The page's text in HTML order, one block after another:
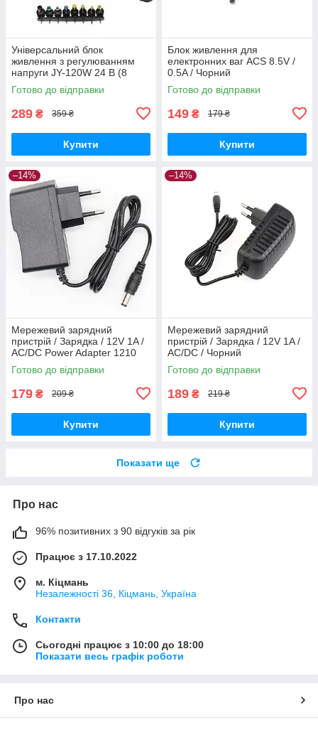
Універсальний блок
живлення з регулюванням
напруги JY-120W 24 В (8
насадок) адаптер живлення /
Чорний
Готово до відправки
289 ₴ 359 ₴
Купити
Блок живлення для
електронних ваг ACS 8.5V /
0.5A / Чорний
Готово до відправки
149 ₴ 179 ₴
Купити
–14%
Мережевий зарядний
пристрій / Зарядка / 12V 1A /
AC/DC Power Adapter 1210
(Вигляд 2) / Чорний
Готово до відправки
179 ₴ 209 ₴
Купити
–14%
Мережевий зарядний
пристрій / Зарядка / 12V 1A /
AC/DC / Чорний
Готово до відправки
189 ₴ 219 ₴
Купити
Показати ще
Про нас
96% позитивних з 90 відгуків за рік
Працює з 17.10.2022
м. Кіцмань
Незалежності 36, Кіцмань, Україна
Контакти
Сьогодні працює з 10:00 до 18:00
Показати весь графік роботи
Про нас